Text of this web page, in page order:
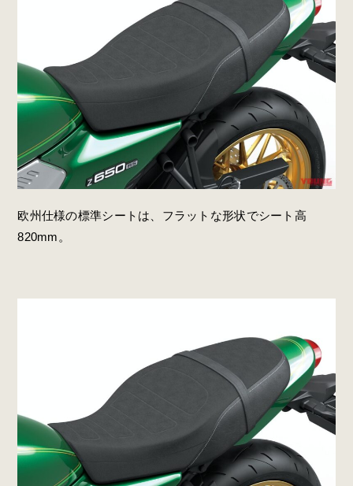
欧州仕様の標準シートは、フラットな形状でシート高
820mm。